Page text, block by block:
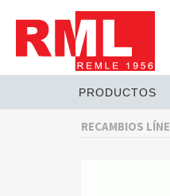
PRODUCTOS
RECAMBIOS